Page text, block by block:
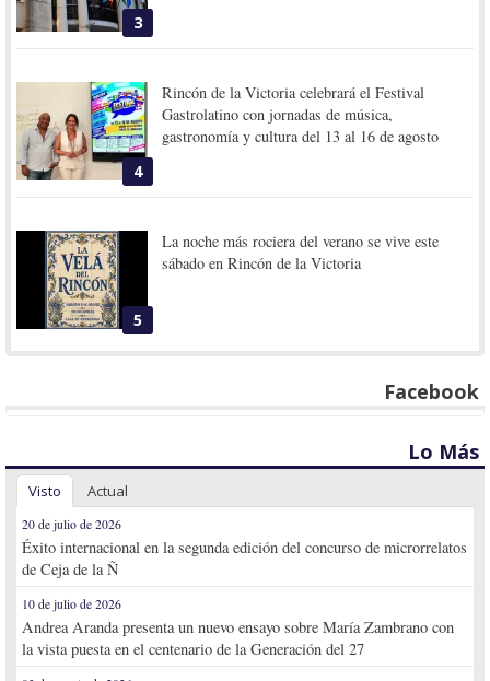
3
4
Rincón de la Victoria celebrará el Festival
Gastrolatino con jornadas de música,
gastronomía y cultura del 13 al 16 de agosto
5
La noche más rociera del verano se vive este
sábado en Rincón de la Victoria
Facebook
Lo Más
Visto Actual
20 de julio de 2026
Éxito internacional en la segunda edición del concurso de microrrelatos
de Ceja de la Ñ
10 de julio de 2026
Andrea Aranda presenta un nuevo ensayo sobre María Zambrano con
la vista puesta en el centenario de la Generación del 27